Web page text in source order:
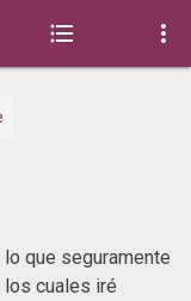
 
que seguramente
cuales iré